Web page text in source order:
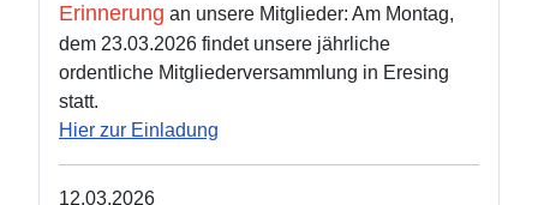
Erinnerung an unsere Mitglieder: Am Montag,
dem 23.03.2026 findet unsere jährliche
ordentliche Mitgliederversammlung in Eresing
statt.
Hier zur Einladung
12.03.2026